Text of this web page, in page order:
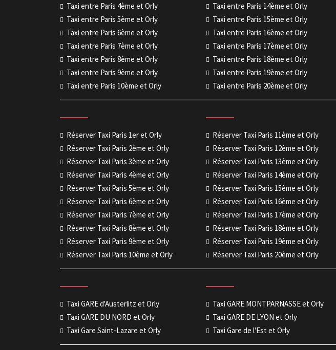
Taxi entre Paris 4ème et Orly
Taxi entre Paris 5ème et Orly
Taxi entre Paris 6ème et Orly
Taxi entre Paris 7ème et Orly
Taxi entre Paris 8ème et Orly
Taxi entre Paris 9ème et Orly
Taxi entre Paris 10ème et Orly
Taxi entre Paris 14ème et Orly
Taxi entre Paris 15ème et Orly
Taxi entre Paris 16ème et Orly
Taxi entre Paris 17ème et Orly
Taxi entre Paris 18ème et Orly
Taxi entre Paris 19ème et Orly
Taxi entre Paris 20ème et Orly
Réserver Taxi Paris 1er et Orly
Réserver Taxi Paris 2ème et Orly
Réserver Taxi Paris 3ème et Orly
Réserver Taxi Paris 4ème et Orly
Réserver Taxi Paris 5ème et Orly
Réserver Taxi Paris 6ème et Orly
Réserver Taxi Paris 7ème et Orly
Réserver Taxi Paris 8ème et Orly
Réserver Taxi Paris 9ème et Orly
Réserver Taxi Paris 10ème et Orly
Réserver Taxi Paris 11ème et Orly
Réserver Taxi Paris 12ème et Orly
Réserver Taxi Paris 13ème et Orly
Réserver Taxi Paris 14ème et Orly
Réserver Taxi Paris 15ème et Orly
Réserver Taxi Paris 16ème et Orly
Réserver Taxi Paris 17ème et Orly
Réserver Taxi Paris 18ème et Orly
Réserver Taxi Paris 19ème et Orly
Réserver Taxi Paris 20ème et Orly
Taxi GARE d'Austerlitz et Orly
Taxi GARE DU NORD et Orly
Taxi Gare Saint-Lazare et Orly
Taxi GARE MONTPARNASSE et Orly
Taxi GARE DE LYON et Orly
Taxi Gare de l'Est et Orly